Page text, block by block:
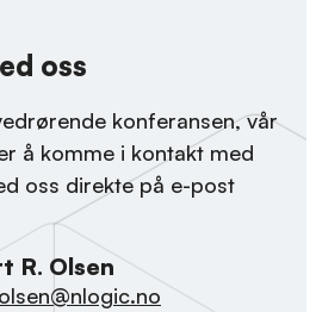
oss
konferansen, vår
å komme i kontakt med
oss direkte på e-post
R. Olsen